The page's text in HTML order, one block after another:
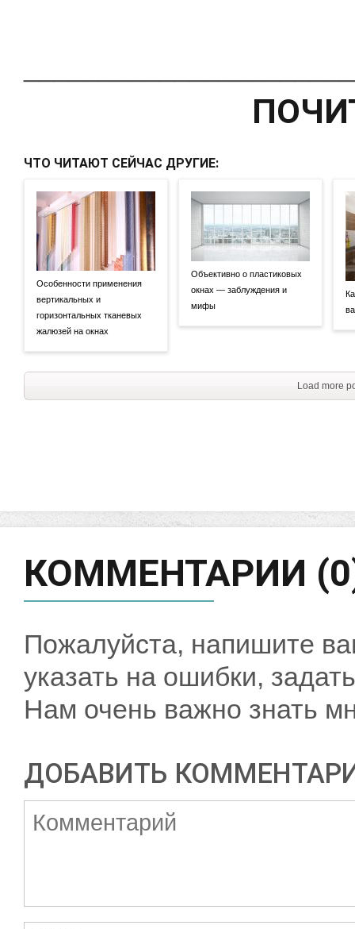
ЧТО ЧИТАЮТ СЕЙЧАС ДРУГИЕ:
Особенности применения
вертикальных и
горизонтальных тканевых
жалюзей на окнах
Объективно о пластиковых
окнах — заблуждения и
мифы
Load more
КОММЕНТАРИИ
Пожалуйста, напишите
указать на ошибки,
Нам очень важно знать
ДОБАВИТЬ